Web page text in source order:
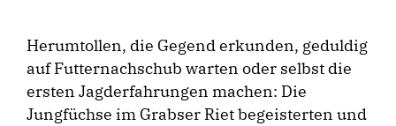
Herumtollen, die Gegend erkunden, geduldig
auf Futternachschub warten oder selbst die
ersten Jagderfahrungen machen: Die
Jungfüchse im Grabser Riet begeisterten und